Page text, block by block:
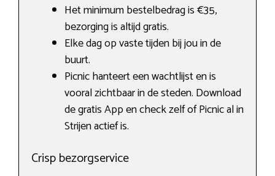
Het minimum bestelbedrag is €35,
bezorging is altijd gratis.
Elke dag op vaste tijden bij jou in de
buurt.
Picnic hanteert een wachtlijst en is
vooral zichtbaar in de steden. Download
de gratis App en check zelf of Picnic al in
Strijen actief is.
Crisp bezorgservice